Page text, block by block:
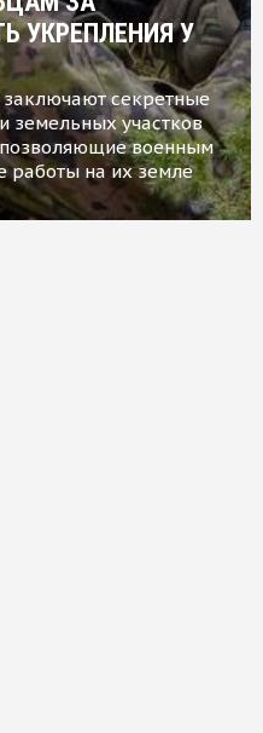
УКРЕПЛЕНИЯ У
секретные
земельных участков
военным
работы на их земле